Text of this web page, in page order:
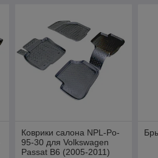
Коврики салона NPL-Po-
95-30 для Volkswagen
Passat B6 (2005-2011)